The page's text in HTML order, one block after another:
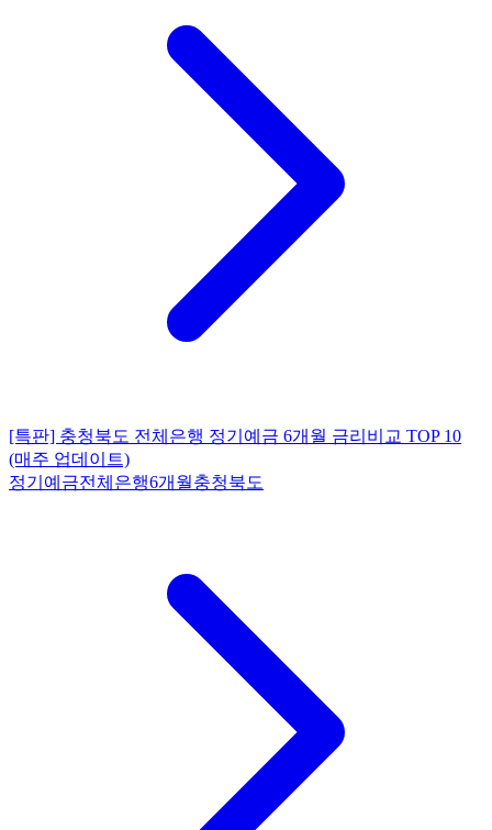
[특판] 충청북도 전체은행 정기예금 6개월 금리비교 TOP 10
(매주 업데이트)
정기예금전체은행6개월충청북도